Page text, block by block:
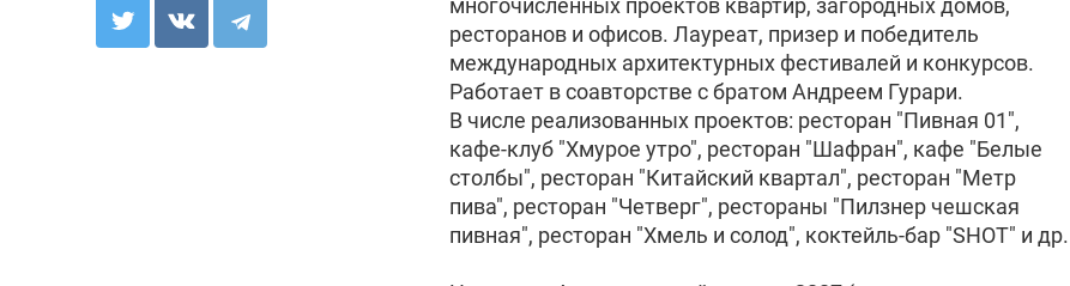
многочисленных проектов квартир, загородных домов,
ресторанов и офисов. Лауреат, призер и победитель
международных архитектурных фестивалей и конкурсов.
Работает в соавторстве с братом Андреем Гурари.
В числе реализованных проектов: ресторан "Пивная 01",
кафе-клуб "Хмурое утро", ресторан "Шафран", кафе "Белые
столбы", ресторан "Китайский квартал", ресторан "Метр
пива", ресторан "Четверг", рестораны "Пилзнер чешская
пивная", ресторан "Хмель и солод", коктейль-бар "SHOT" и др.